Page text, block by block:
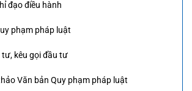
đạo điều hành
phạm pháp luật
tư, kêu gọi đầu tư
Văn bản Quy phạm pháp luật